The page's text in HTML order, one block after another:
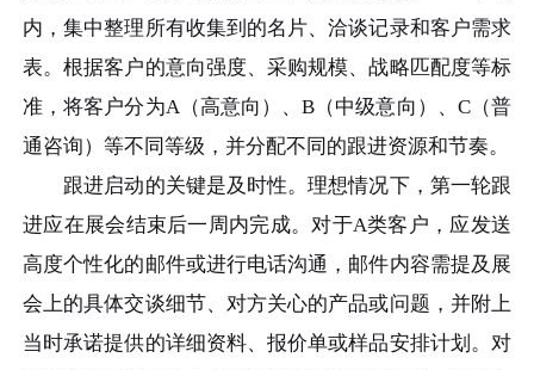
内，集中整理所有收集到的名片、洽谈记录和客户需求
表。根据客户的意向强度、采购规模、战略匹配度等标
准，将客户分为A（高意向）、B（中级意向）、C（普
通咨询）等不同等级，并分配不同的跟进资源和节奏。
跟进启动的关键是及时性。理想情况下，第一轮跟
进应在展会结束后一周内完成。对于A类客户，应发送
高度个性化的邮件或进行电话沟通，邮件内容需提及展
会上的具体交谈细节、对方关心的产品或问题，并附上
当时承诺提供的详细资料、报价单或样品安排计划。对